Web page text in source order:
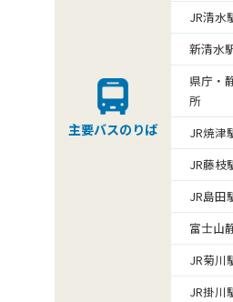
主要バスのりば
JR清水
新清水
県庁・
所
JR焼津
JR藤枝
JR島田
富士山
JR菊川
JR掛川